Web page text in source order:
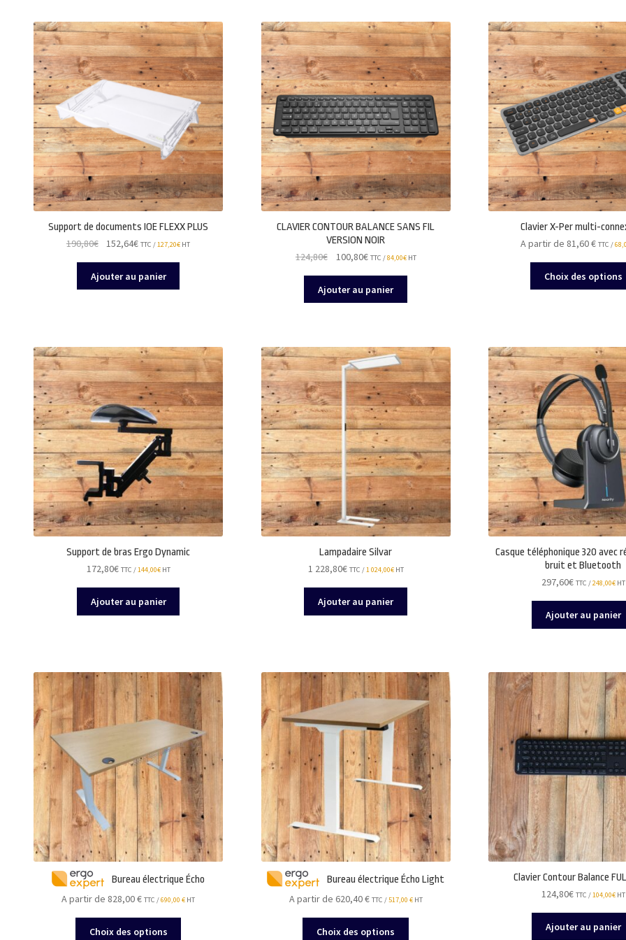
récent
au
plus
ancien
Support de documents IOE FLEXX PLUS
190,80€
Le
initial
était :
152,64€Le
actuel
est :
TTC /127,20€ HT
Ajouter au panier
CLAVIER CONTOUR BALANCE SANS FIL
VERSION NOIR
124,80€
Le
initial
était :
100,80€Le
actuel
est :
TTC /84,00€HT
Ajouter au panier
Clavier X-Per multi-
A partir de 81,60€ TTC /
Choix des options
Support de bras Ergo Dynamic
172,80€ TTC /144,00€HT
Ajouter au panier
Lampadaire Silvar
1 228,80€ TTC /1 024,00€HT
Ajouter au panier
Casque téléphonique 320 avec
bruit et Bluetooth
297,60€ TTC /248,00€HT
Ajouter au panier
Bureau électrique Écho
A partir de 828,00€ TTC /690,00€ HT
Choix des options
Bureau électrique Écho Light
A partir de 620,40€ TTC /517,00 € HT
Choix des options
Clavier Contour Balance
124,80€ TTC /104,00€HT
Ajouter au panier